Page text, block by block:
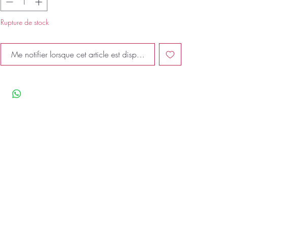
Rupture de stock
Me notifier lorsque cet article est disponible